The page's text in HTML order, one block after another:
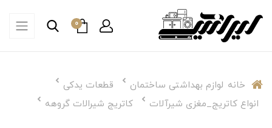
0
خانه لوازم بهداشتی ساختمان
قطعات یدکی
انواع کاتریج_مغزی شیرآلات
كاتريج شيرالات گروهه